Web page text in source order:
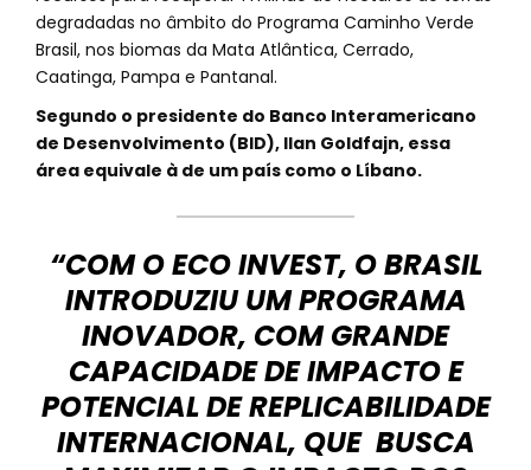
degradadas no âmbito do Programa Caminho Verde
Brasil, nos biomas da Mata Atlântica, Cerrado,
Caatinga, Pampa e Pantanal.
Segundo o presidente do Banco Interamericano
de Desenvolvimento (BID), Ilan Goldfajn, essa
área equivale à de um país como o Líbano.
“COM O ECO INVEST, O BRASIL
INTRODUZIU UM PROGRAMA
INOVADOR, COM GRANDE
CAPACIDADE DE IMPACTO E
POTENCIAL DE REPLICABILIDADE
INTERNACIONAL, QUE BUSCA